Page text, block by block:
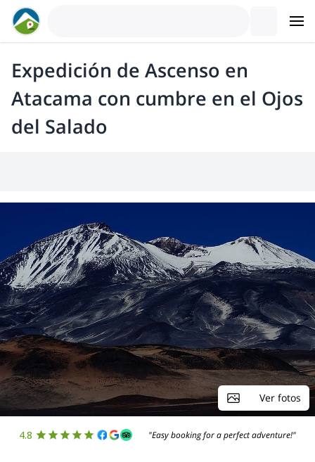
Expedición de Ascenso en
Atacama con cumbre en el Ojos
del Salado
Ver fotos
4.8 "Easy booking for a perfect adventure!"